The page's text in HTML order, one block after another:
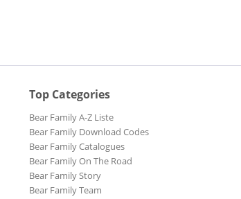
Top Categories
Bear Family A-Z Liste
Bear Family Download Codes
Bear Family Catalogues
Bear Family On The Road
Bear Family Story
Bear Family Team